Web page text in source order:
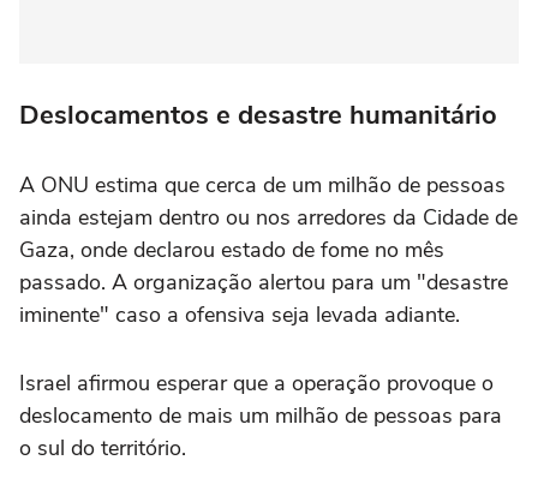
Deslocamentos e desastre humanitário
A ONU estima que cerca de um milhão de pessoas
ainda estejam dentro ou nos arredores da Cidade de
Gaza, onde declarou estado de fome no mês
passado. A organização alertou para um "desastre
iminente" caso a ofensiva seja levada adiante.
Israel afirmou esperar que a operação provoque o
deslocamento de mais um milhão de pessoas para
o sul do território.